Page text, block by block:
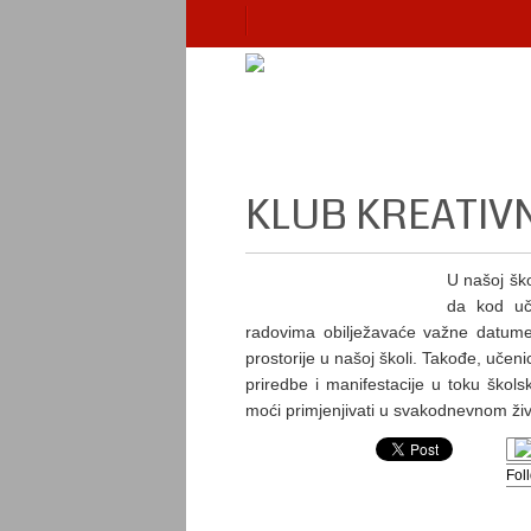
KLUB
U našoj
da kod
radovima obilježavaće važne
prostorije u našoj školi. Takođe,
priredbe i manifestacije u toku
moći primjenjivati u svakodnevnom